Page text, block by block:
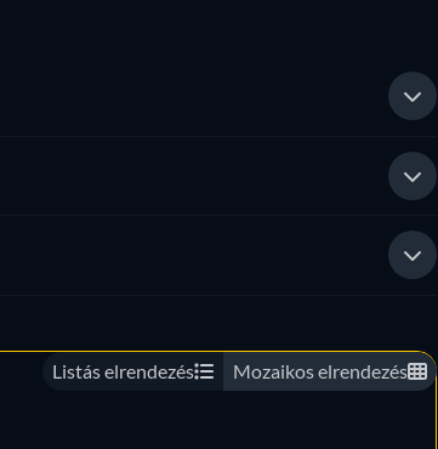
Listás elrendezés Mozaikos elrendezés